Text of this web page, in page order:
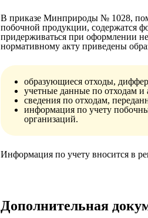
В приказе Минприроды № 1028,
побочной продукции, содержатся
придерживаться при оформлении
нормативному акту приведены
образующиеся отходы,
учетные данные по отходам
сведения по отходам,
информация по учету
организаций.
Информация по учету вносится в
Дополнительная